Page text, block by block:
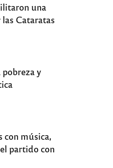
una
Cataratas
y
con música,
partido con